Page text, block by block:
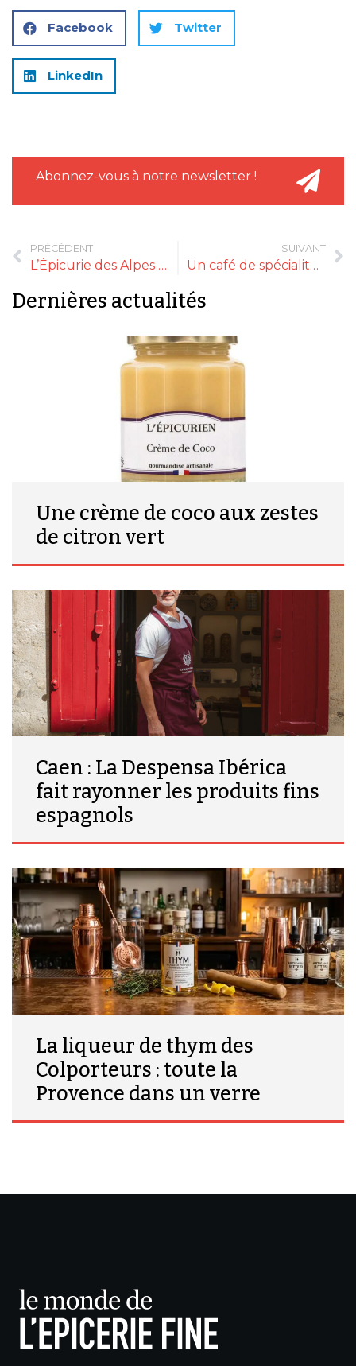
Facebook Twitter
LinkedIn
Abonnez-vous à notre newsletter !
PRÉCÉDENT
L’Épicurie des Alpes élue Épicerie fine de l’année 2024
SUIVANT
Un café de spécialité décaféiné
Dernières actualités
Une crème de coco aux zestes
de citron vert
Caen : La Despensa Ibérica
fait rayonner les produits fins
espagnols
La liqueur de thym des
Colporteurs : toute la
Provence dans un verre